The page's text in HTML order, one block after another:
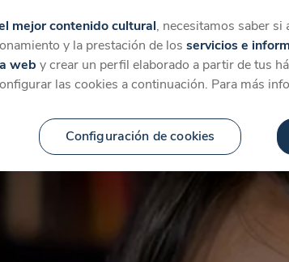
Temáticas Categorías Favoritos
mejor contenido cultural, necesitamos saber
y la prestación de los servicios e
web y crear un perfil elaborado a partir de tus
las cookies a continuación. Para más
Configuración de cookies